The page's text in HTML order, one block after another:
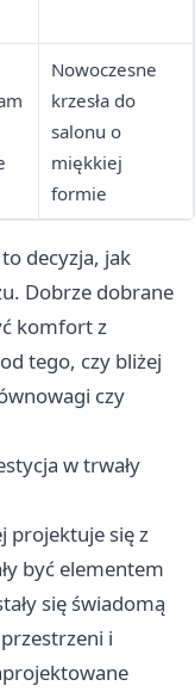
Nowoczesne
krzesła do
salonu o
miękkiej
formie
decyzja, jak
Dobrze dobrane
komfort z
tego, czy bliżej
czy
w trwały
projektuje się z
być elementem
się świadomą
i